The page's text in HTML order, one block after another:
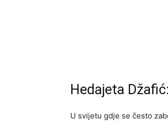
Hedajeta
U svijetu gdje se često